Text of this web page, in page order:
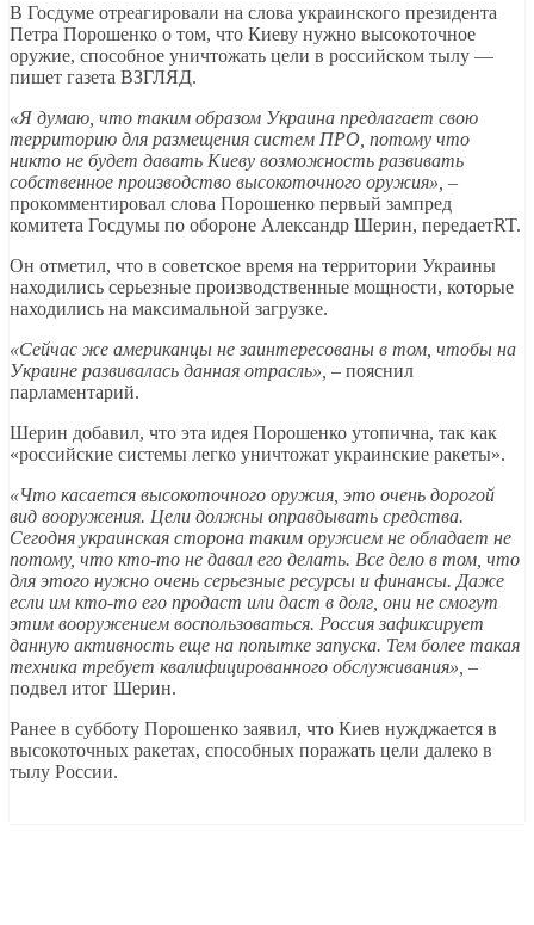
В Госдуме отреагировали на слова украинского президента
Петра Порошенко о том, что Киеву нужно высокоточное
оружие, способное уничтожать цели в российском тылу —
пишет газета ВЗГЛЯД.
«Я думаю, что таким образом Украина предлагает свою
территорию для размещения систем ПРО, потому что
никто не будет давать Киеву возможность развивать
собственное производство высокоточного оружия», –
прокомментировал слова Порошенко первый зампред
комитета Госдумы по обороне Александр Шерин, передаетRT.
Он отметил, что в советское время на территории Украины
находились серьезные производственные мощности, которые
находились на максимальной загрузке.
«Сейчас же американцы не заинтересованы в том, чтобы на
Украине развивалась данная отрасль», – пояснил
парламентарий.
Шерин добавил, что эта идея Порошенко утопична, так как
«российские системы легко уничтожат украинские ракеты».
«Что касается высокоточного оружия, это очень дорогой
вид вооружения. Цели должны оправдывать средства.
Сегодня украинская сторона таким оружием не обладает не
потому, что кто-то не давал его делать. Все дело в том, что
для этого нужно очень серьезные ресурсы и финансы. Даже
если им кто-то его продаст или даст в долг, они не смогут
этим вооружением воспользоваться. Россия зафиксирует
данную активность еще на попытке запуска. Тем более такая
техника требует квалифицированного обслуживания», –
подвел итог Шерин.
Ранее в субботу Порошенко заявил, что Киев нужджается в
высокоточных ракетах, способных поражать цели далеко в
тылу России.